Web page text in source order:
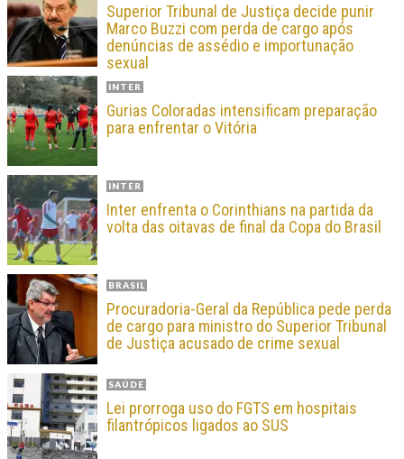
Superior Tribunal de Justiça decide punir
Marco Buzzi com perda de cargo após
denúncias de assédio e importunação
sexual
INTER
Gurias Coloradas intensificam preparação
para enfrentar o Vitória
INTER
Inter enfrenta o Corinthians na partida da
volta das oitavas de final da Copa do Brasil
BRASIL
Procuradoria-Geral da República pede perda
de cargo para ministro do Superior Tribunal
de Justiça acusado de crime sexual
SAÚDE
Lei prorroga uso do FGTS em hospitais
filantrópicos ligados ao SUS